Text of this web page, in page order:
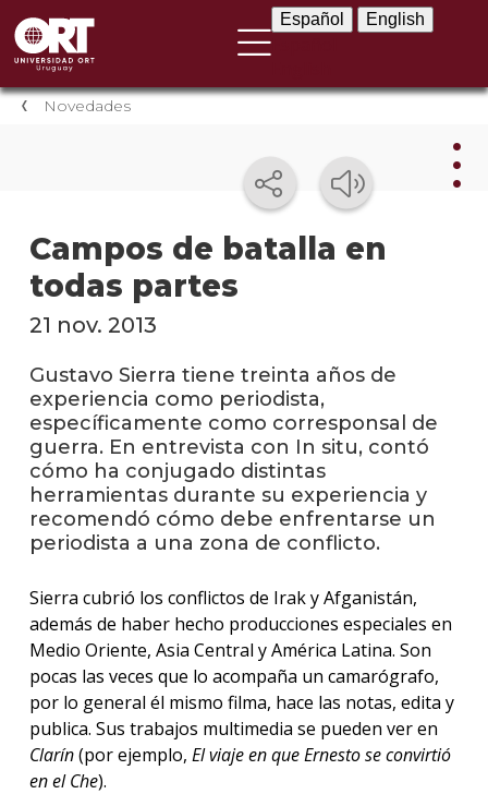
Español English
Novedades
Campos de batalla en
todas partes
Blog
21 nov. 2013
Gustavo Sierra tiene treinta años de
experiencia como periodista,
específicamente como corresponsal de
guerra. En entrevista con In situ, contó
cómo ha conjugado distintas
herramientas durante su experiencia y
recomendó cómo debe enfrentarse un
periodista a una zona de conflicto.
Sierra cubrió los conflictos de Irak y Afganistán,
además de haber hecho producciones especiales en
Medio Oriente, Asia Central y América Latina. Son
pocas las veces que lo acompaña un camarógrafo,
por lo general él mismo filma, hace las notas, edita y
publica. Sus trabajos multimedia se pueden ver en
Clarín(por ejemplo, El viaje en que Ernesto se convirtió
en el Che).